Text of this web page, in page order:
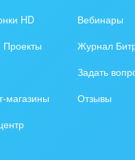
сайтов
магазин и CRM
для медицины
HD
Проекты
магазины
Вебинары
Журнал
Задать
Отзывы